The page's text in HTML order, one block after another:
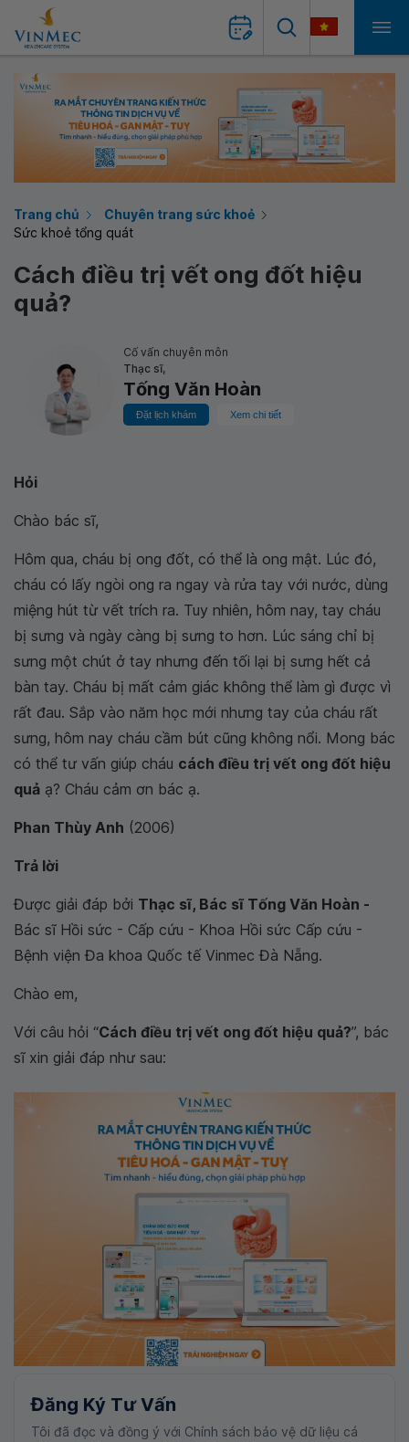
Trang chủ
Chuyên trang sức khoẻ
Sức khoẻ tổng quát
Cách điều trị vết ong đốt hiệu
quả?
Cố vấn chuyên môn
Thạc sĩ,
Tống Văn Hoàn
Đặt lịch khám Xem chi tiết
Hỏi
Chào bác sĩ,
Hôm qua, cháu bị ong đốt, có thể là ong mật. Lúc đó,
cháu có lấy ngòi ong ra ngay và rửa tay với nước, dùng
miệng hút từ vết trích ra. Tuy nhiên, hôm nay, tay cháu
bị sưng và ngày càng bị sưng to hơn. Lúc sáng chỉ bị
sưng một chút ở tay nhưng đến tối lại bị sưng hết cả
bàn tay. Cháu bị mất cảm giác không thể làm gì được vì
rất đau. Sắp vào năm học mới nhưng tay của cháu rất
sưng, hôm nay cháu cầm bút cũng không nổi. Mong bác
có thể tư vấn giúp cháu cách điều trị vết ong đốt hiệu
quả ạ? Cháu cảm ơn bác ạ.
Phan Thùy Anh (2006)
Trả lời
Được giải đáp bởi Thạc sĩ, Bác sĩ Tống Văn Hoàn -
Bác sĩ Hồi sức - Cấp cứu - Khoa Hồi sức Cấp cứu -
Bệnh viện Đa khoa Quốc tế Vinmec Đà Nẵng.
Chào em,
Với câu hỏi “Cách điều trị vết ong đốt hiệu quả?”, bác
sĩ xin giải đáp như sau:
Đăng Ký Tư Vấn
Tôi đã đọc và đồng ý với Chính sách bảo vệ dữ liệu cá